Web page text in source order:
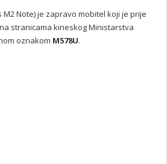
Note) je zapravo mobitel koji je prije
stranicama kineskog Ministarstva
oznakom M578U.